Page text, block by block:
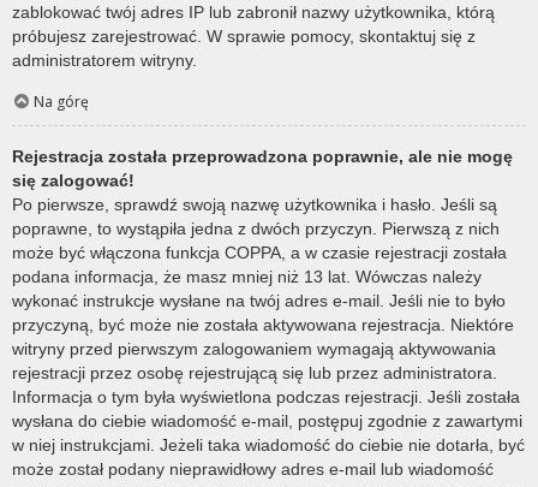
zablokować twój adres IP lub zabronił nazwy użytkownika, którą
próbujesz zarejestrować. W sprawie pomocy, skontaktuj się z
administratorem witryny.
Na górę
Rejestracja została przeprowadzona poprawnie, ale nie mogę
się zalogować!
Po pierwsze, sprawdź swoją nazwę użytkownika i hasło. Jeśli są
poprawne, to wystąpiła jedna z dwóch przyczyn. Pierwszą z nich
może być włączona funkcja COPPA, a w czasie rejestracji została
podana informacja, że masz mniej niż 13 lat. Wówczas należy
wykonać instrukcje wysłane na twój adres e-mail. Jeśli nie to było
przyczyną, być może nie została aktywowana rejestracja. Niektóre
witryny przed pierwszym zalogowaniem wymagają aktywowania
rejestracji przez osobę rejestrującą się lub przez administratora.
Informacja o tym była wyświetlona podczas rejestracji. Jeśli została
wysłana do ciebie wiadomość e-mail, postępuj zgodnie z zawartymi
w niej instrukcjami. Jeżeli taka wiadomość do ciebie nie dotarła, być
może został podany nieprawidłowy adres e-mail lub wiadomość